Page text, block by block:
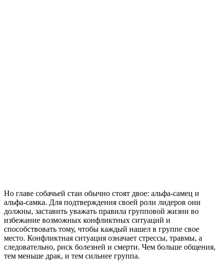
Но главе собачьей стаи обычно стоят двое: альфа-самец и
альфа-самка. Для подтверждения своей роли лидеров они
должны, заставить уважать правила групповой жизни во
избежание возможных конфликтных ситуаций и
способствовать тому, чтобы каждый нашел в группе свое
место. Конфликтная ситуация означает стрессы, травмы, а
следовательно, риск болезней и смерти. Чем больше общения,
тем меньше драк, и тем сильнее группа.